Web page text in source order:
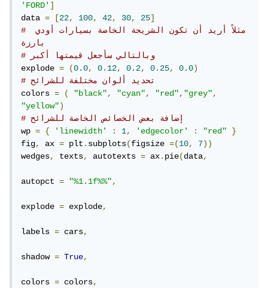
'FORD']
data = [22, 100, 42, 30, 25]
# مثلاً أريد أن تكون الشريحة الخاصة بسيارات أودي
بارزة
# وبالتالي سأجعل قيمتها أكبر
explode = (0.0, 0.12, 0.2, 0.25, 0.0)
# تحديد ألوان مختلفة للشرائح
colors = ( "black", "cyan", "red","grey",
"yellow")
# إضافة بعض الخصائص الخاصة للشرائح
wp = { 'linewidth' : 1, 'edgecolor' : "red"
}
fig, ax = plt.subplots(figsize =(10, 7))
wedges, texts, autotexts = ax.pie(data,
autopct = "%1.1f%%",
explode = explode,
labels = cars,
shadow = True,
colors = colors,